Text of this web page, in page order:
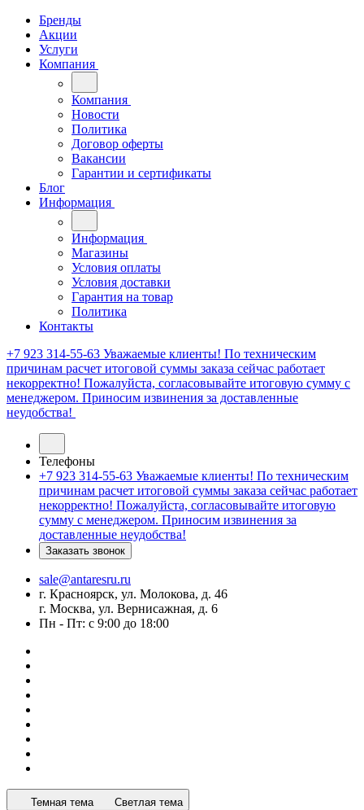
Бренды
Акции
Услуги
Компания
Компания
Новости
Политика
Договор оферты
Вакансии
Гарантии и сертификаты
Блог
Информация
Информация
Магазины
Условия оплаты
Условия доставки
Гарантия на товар
Политика
Контакты
+7 923 314-55-63 Уважаемые клиенты! По техническим
причинам расчет итоговой суммы заказа сейчас работает
некорректно! Пожалуйста, согласовывайте итоговую сумму с
менеджером. Приносим извинения за доставленные
неудобства!
Телефоны
+7 923 314-55-63 Уважаемые клиенты! По техническим
причинам расчет итоговой суммы заказа сейчас работает
некорректно! Пожалуйста, согласовывайте итоговую
сумму с менеджером. Приносим извинения за
доставленные неудобства!
Заказать звонок
sale@antaresru.ru
г. Красноярск, ул. Молокова, д. 46
г. Москва, ул. Вернисажная, д. 6
Пн - Пт: с 9:00 до 18:00
Темная тема Светлая тема